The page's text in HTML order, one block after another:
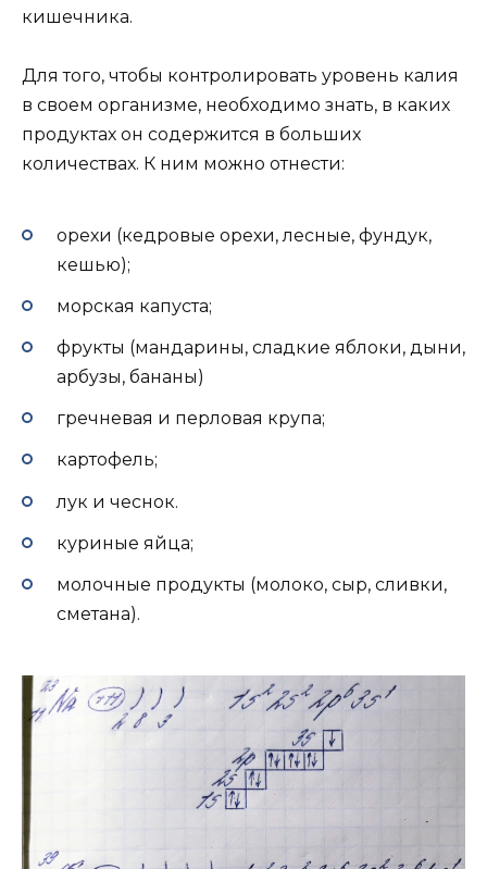
кишечника.
Для того, чтобы контролировать уровень калия
в своем организме, необходимо знать, в каких
продуктах он содержится в больших
количествах. К ним можно отнести:
орехи (кедровые орехи, лесные, фундук,
кешью);
морская капуста;
фрукты (мандарины, сладкие яблоки, дыни,
арбузы, бананы)
гречневая и перловая крупа;
картофель;
лук и чеснок.
куриные яйца;
молочные продукты (молоко, сыр, сливки,
сметана).